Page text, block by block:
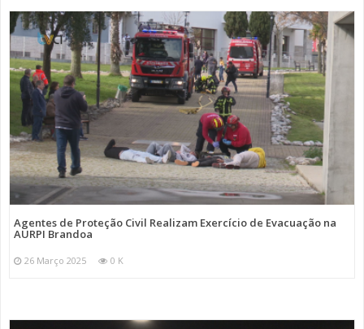
Agentes de Proteção Civil Realizam Exercício de Evacuação na
AURPI Brandoa
26 Março 2025 0 K